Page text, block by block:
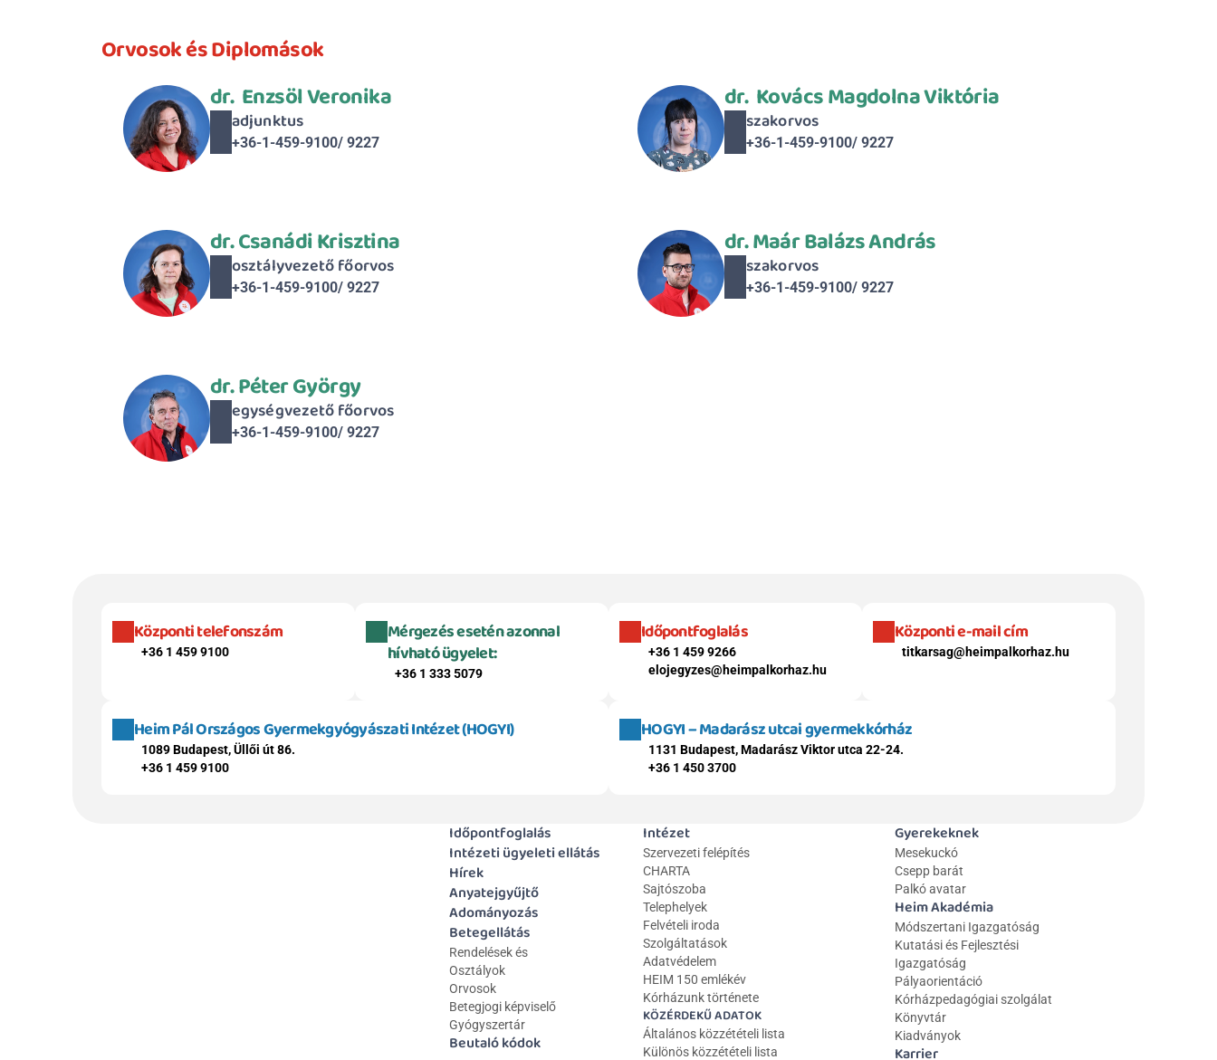
Orvosok és Diplomások
dr.  Enzsöl Veronika
adjunktus
+36-1-459-9100/ 9227
dr.  Kovács Magdolna Viktória
szakorvos
+36-1-459-9100/ 9227
dr. Csanádi Krisztina
osztályvezető főorvos
+36-1-459-9100/ 9227
dr. Maár Balázs András
szakorvos
+36-1-459-9100/ 9227
dr. Péter György
egységvezető főorvos
+36-1-459-9100/ 9227
Központi telefonszám
+36 1 459 9100
Mérgezés esetén azonnal
hívható ügyelet:
+36 1 333 5079
Időpontfoglalás
+36 1 459 9266
elojegyzes@heimpalkorhaz.hu
Központi e-mail cím
titkarsag@heimpalkorhaz.hu
Heim Pál Országos Gyermekgyógyászati Intézet (HOGYI)
1089 Budapest, Üllői út 86.
+36 1 459 9100
HOGYI – Madarász utcai gyermekkórház
1131 Budapest, Madarász Viktor utca 22-24.
+36 1 450 3700
Időpontfoglalás
Intézeti ügyeleti ellátás
Hírek
Anyatejgyűjtő
Adományozás
Betegellátás
Rendelések és
Osztályok
Orvosok
Betegjogi képviselő
Gyógyszertár
Beutaló kódok
Intézet
Szervezeti felépítés
CHARTA
Sajtószoba
Telephelyek
Felvételi iroda
Szolgáltatások
Adatvédelem
HEIM 150 emlékév
Kórházunk története
KÖZÉRDEKŰ ADATOK
Általános közzétételi lista
Különös közzétételi lista
Gyerekeknek
Mesekuckó
Csepp barát
Palkó avatar
Heim Akadémia
Módszertani Igazgatóság
Kutatási és Fejlesztési
Igazgatóság
Pályaorientáció
Kórházpedagógiai szolgálat
Könyvtár
Kiadványok
Karrier